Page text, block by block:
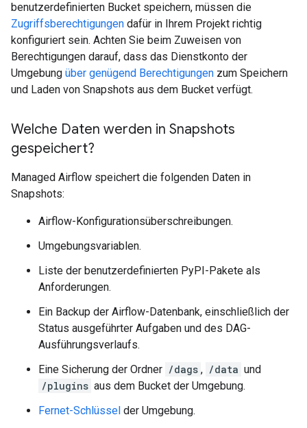
benutzerdefinierten Bucket speichern, müssen die
Zugriffsberechtigungen dafür in Ihrem Projekt richtig
konfiguriert sein. Achten Sie beim Zuweisen von
Berechtigungen darauf, dass das Dienstkonto der
Umgebung über genügend Berechtigungen zum Speichern
und Laden von Snapshots aus dem Bucket verfügt.
Welche Daten werden in Snapshots
gespeichert?
Managed Airflow speichert die folgenden Daten in
Snapshots:
Airflow-Konfigurationsüberschreibungen.
Umgebungsvariablen.
Liste der benutzerdefinierten PyPI-Pakete als
Anforderungen.
Ein Backup der Airflow-Datenbank, einschließlich der
Status ausgeführter Aufgaben und des DAG-
Ausführungsverlaufs.
Eine Sicherung der Ordner /dags , /data und
/plugins aus dem Bucket der Umgebung.
Fernet-Schlüssel der Umgebung.